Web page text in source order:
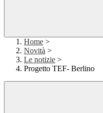
Home >
Novità >
Le notizie >
Progetto TEF- Berlino